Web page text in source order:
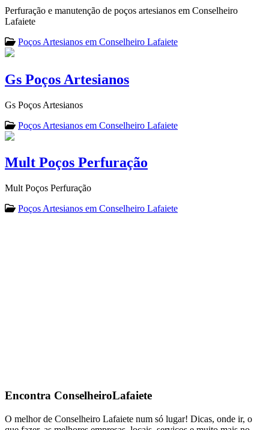
Perfuração e manutenção de poços artesianos em Conselheiro
Lafaiete
Poços Artesianos em Conselheiro Lafaiete
Gs Poços Artesianos
Gs Poços Artesianos
Poços Artesianos em Conselheiro Lafaiete
Mult Poços Perfuração
Mult Poços Perfuração
Poços Artesianos em Conselheiro Lafaiete
Encontra ConselheiroLafaiete
O melhor de Conselheiro Lafaiete num só lugar! Dicas, onde ir, o